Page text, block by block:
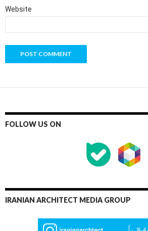
Website
FOLLOW US ON
IRANIAN ARCHITECT MEDIA GROUP